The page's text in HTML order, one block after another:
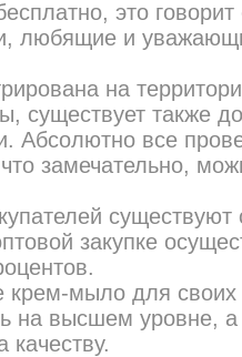
это
любящие и
на
существует также
Абсолютно все
замечательно,
закупке
крем-мыло для своих
на высшем уровне,
качеству.